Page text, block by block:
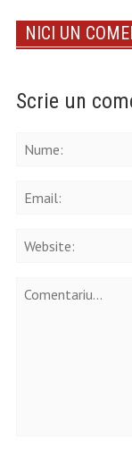
NICI UN
Scrie un